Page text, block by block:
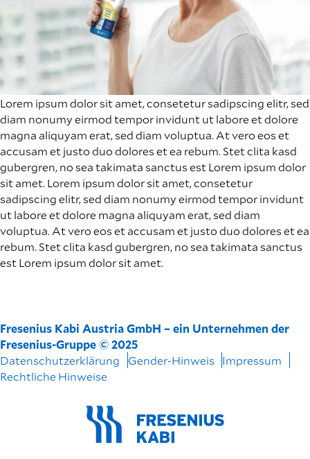
Lorem ipsum dolor sit amet, consetetur sadipscing elitr, sed
diam nonumy eirmod tempor invidunt ut labore et dolore
magna aliquyam erat, sed diam voluptua. At vero eos et
accusam et justo duo dolores et ea rebum. Stet clita kasd
gubergren, no sea takimata sanctus est Lorem ipsum dolor
sit amet. Lorem ipsum dolor sit amet, consetetur
sadipscing elitr, sed diam nonumy eirmod tempor invidunt
ut labore et dolore magna aliquyam erat, sed diam
voluptua. At vero eos et accusam et justo duo dolores et ea
rebum. Stet clita kasd gubergren, no sea takimata sanctus
est Lorem ipsum dolor sit amet.
Fresenius Kabi Austria GmbH – ein Unternehmen der
Fresenius-Gruppe © 2025
Datenschutzerklärung
Gender-Hinweis
Impressum
Rechtliche Hinweise